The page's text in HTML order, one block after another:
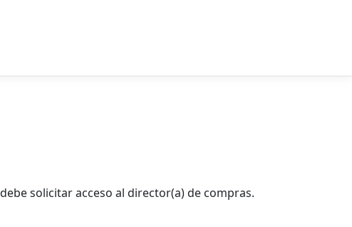
solicitar acceso al director(a) de compras.